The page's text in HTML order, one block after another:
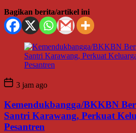
Bagikan berita/artikel ini
3 jam ago
Kemendukbangga/BKKBN
Santri Karawang, Perkuat
Pesantren